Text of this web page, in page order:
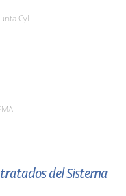
CyL
del Sistema